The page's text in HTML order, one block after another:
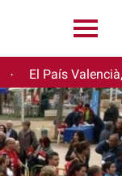
· El País